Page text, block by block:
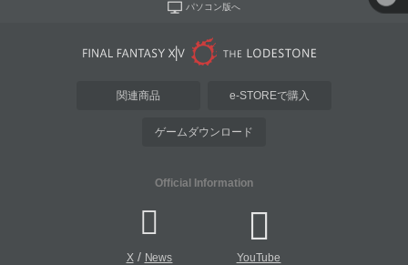
パソコン版へ
関連商品 e-STOREで購入
ゲームダウンロード
Official Information
X/ News YouTube